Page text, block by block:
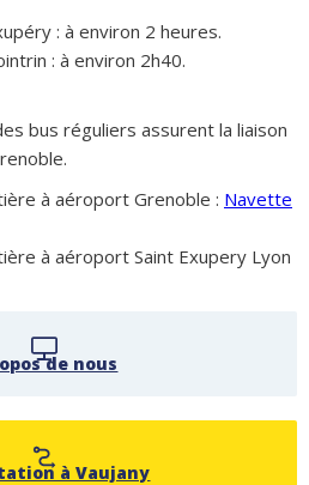
: à environ 2 heures.
: à environ 2h40.
bus réguliers assurent la liaison
à aéroport Grenoble : Navette
à aéroport Saint Exupery Lyon
de nous
à Vaujany